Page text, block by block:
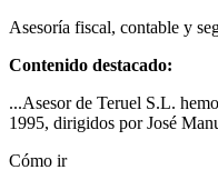
Asesoría fiscal, contable y
Contenido destacado:
...Asesor de Teruel S.L.
1995, dirigidos por José
Cómo ir